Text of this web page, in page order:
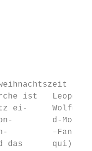
ist   Leopold
ei-
d-Moll;
das      qui)